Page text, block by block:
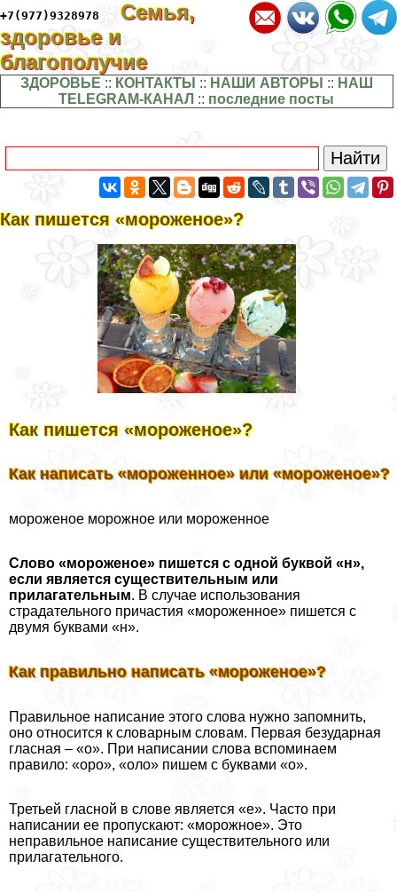
+7(977)9328978
Семья,
здоровье и
благополучие
ЗДОРОВЬЕ :: КОНТАКТЫ :: НАШИ АВТОРЫ :: НАШ
TELEGRAM-КАНАЛ :: последние посты
Как пишется «мороженое»?
Как пишется «мороженое»?
Как написать «мороженное» или «мороженое»?
мороженое морожное или мороженное
Слово «мороженое» пишется с одной буквой «н»,
если является существительным или
прилагательным. В случае использования
страдательного причастия «мороженное» пишется с
двумя буквами «н».
Как правильно написать «мороженое»?
Правильное написание этого слова нужно запомнить,
оно относится к словарным словам. Первая безударная
гласная – «о». При написании слова вспоминаем
правило: «оро», «оло» пишем с буквами «о».
Третьей гласной в слове является «е». Часто при
написании ее пропускают: «морожное». Это
неправильное написание существительного или
прилагательного.